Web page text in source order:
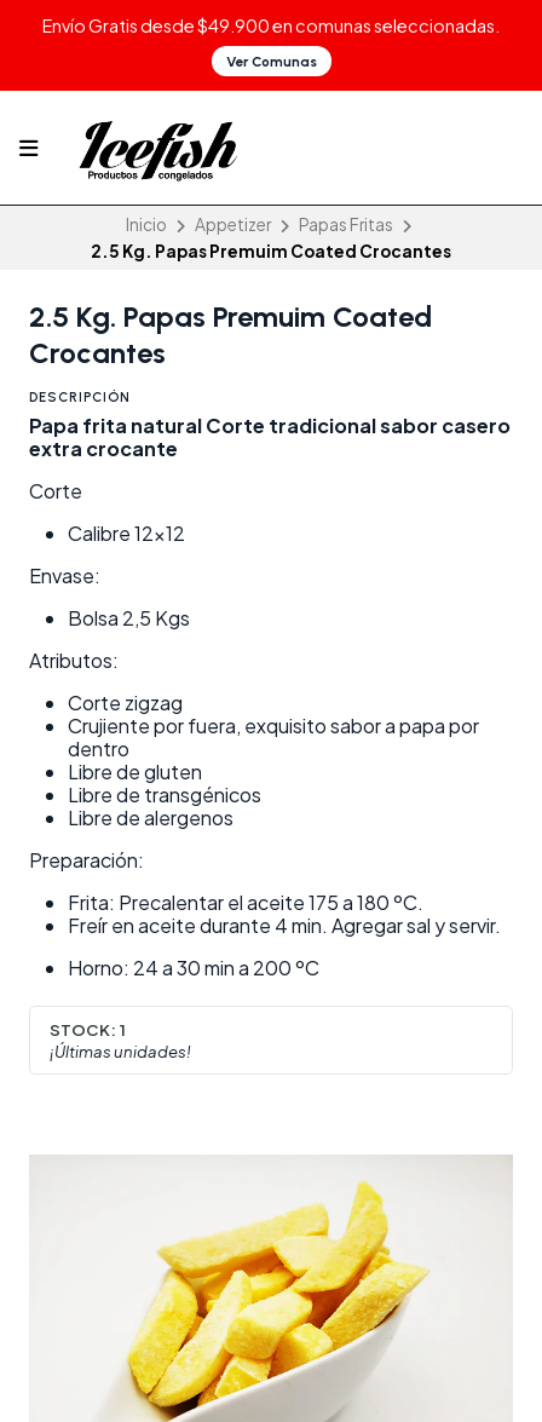
Envío Gratis desde $49.900 en comunas seleccionadas.
Ver Comunas
Inicio Appetizer
Papas Fritas
2.5 Kg. Papas Premuim Coated Crocantes
2.5 Kg. Papas Premuim Coated
Crocantes
DESCRIPCIÓN
Papa frita natural Corte tradicional sabor casero
extra crocante
Corte
Calibre 12x12
Envase:
Bolsa 2,5 Kgs
Atributos:
Corte zigzag
Crujiente por fuera, exquisito sabor a papa por
dentro
Libre de gluten
Libre de transgénicos
Libre de alergenos
Preparación:
Frita: Precalentar el aceite 175 a 180 ºC.
Freír en aceite durante 4 min. Agregar sal y servir.
Horno: 24 a 30 min a 200 ºC
STOCK: 1
¡Últimas unidades!